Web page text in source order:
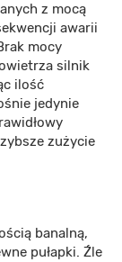
z mocą
awarii
mocy
silnik
ilość
jedynie
zużycie
banalną,
pułapki. Źle